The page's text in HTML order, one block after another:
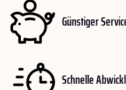
Günstiger
Schnelle